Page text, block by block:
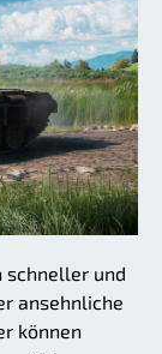
schneller und
ansehnliche
können